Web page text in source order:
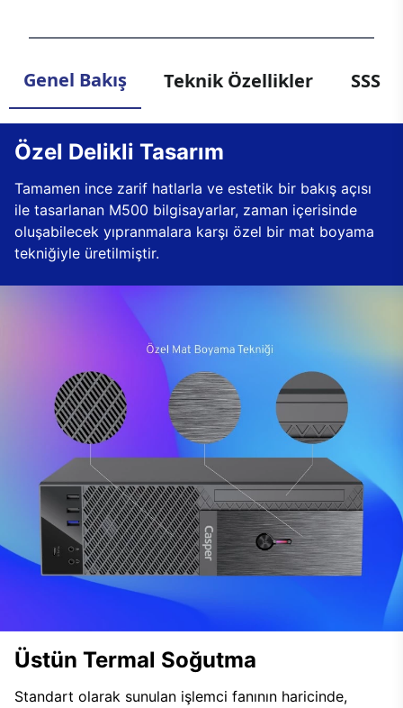
Genel Bakış Teknik Özellikler SSS
Özel Delikli Tasarım
Tamamen ince zarif hatlarla ve estetik bir bakış açısı
ile tasarlanan M500 bilgisayarlar, zaman içerisinde
oluşabilecek yıpranmalara karşı özel bir mat boyama
tekniğiyle üretilmiştir.
Üstün Termal Soğutma
Standart olarak sunulan işlemci fanının haricinde,